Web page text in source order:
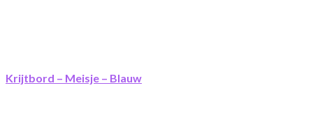
Krijtbord – Meisje – Blauw